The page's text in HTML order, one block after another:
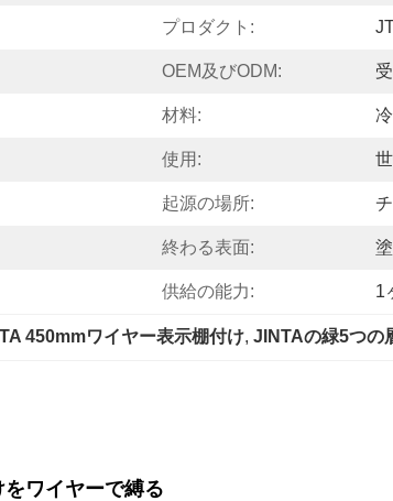
プロダクト:
OEM及びODM:
材料:
使用:
起源の場所:
終わる表面:
供給の能力: 1
450mmワイヤー表示棚付け, JINTAの緑5つの
ワイヤーで縛る